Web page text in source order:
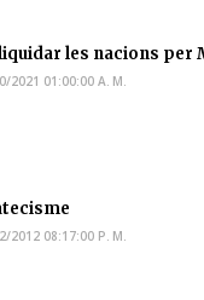
les nacions per
2021 01:00:00 A. M.
2012 08:17:00 P. M.